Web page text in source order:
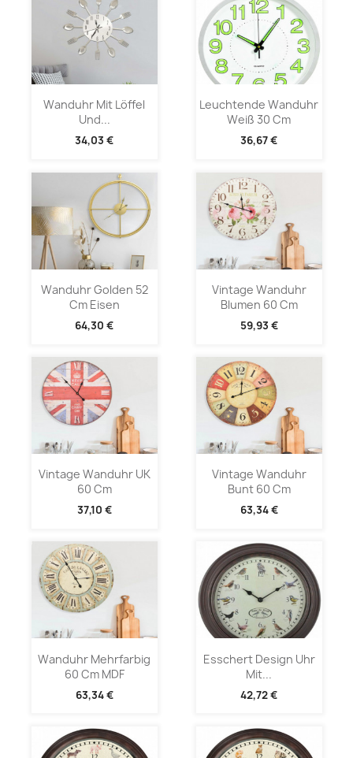
Wanduhr Mit Löffel
Und...
34,03 €
Leuchtende Wanduhr
Weiß 30 Cm
36,67 €
Wanduhr Golden 52
Cm Eisen
64,30 €
Vintage Wanduhr
Blumen 60 Cm
59,93 €
Vintage Wanduhr UK
60 Cm
37,10 €
Vintage Wanduhr
Bunt 60 Cm
63,34 €
Wanduhr Mehrfarbig
60 Cm MDF
63,34 €
Esschert Design Uhr
Mit...
42,72 €